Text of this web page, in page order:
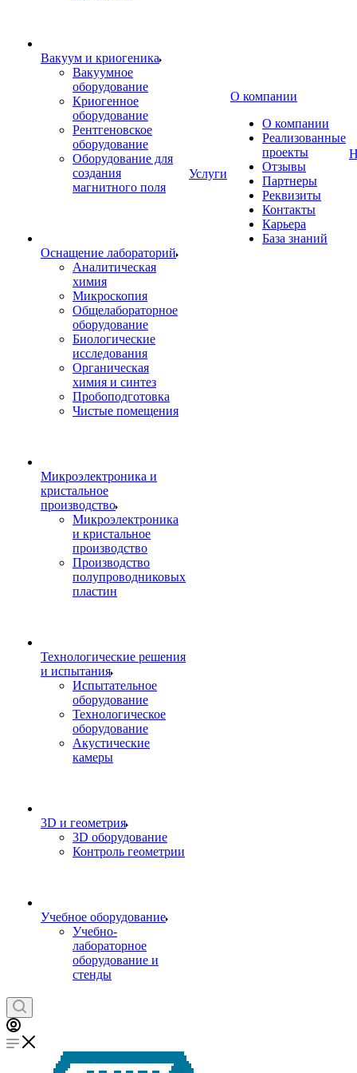
Вакуум и криогеника
Вакуумное
оборудование
Криогенное
оборудование
Рентгеновское
оборудование
Оборудование для
создания
магнитного поля
Оснащение лабораторий
Аналитическая
химия
Микроскопия
Общелабораторное
оборудование
Биологические
исследования
Органическая
химия и синтез
Пробоподготовка
Чистые помещения
Микроэлектроника и
кристальное
производство
Микроэлектроника
и кристальное
производство
Производство
полупроводниковых
пластин
Технологические решения
и испытания
Испытательное
оборудование
Технологическое
оборудование
Акустические
камеры
3D и геометрия
3D оборудование
Контроль геометрии
Учебное оборудование
Учебно-
лабораторное
оборудование и
стенды
Услуги
О компании
О компании
Реализованные
проекты
Отзывы
Партнеры
Реквизиты
Контакты
Карьера
База знаний